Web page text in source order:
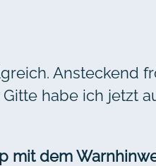
Ansteckend
habe ich jetzt
dem